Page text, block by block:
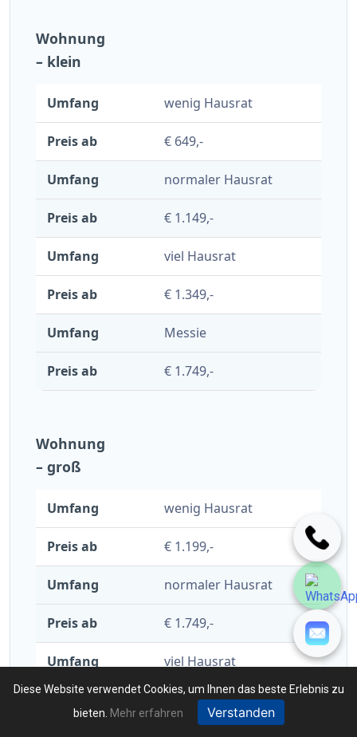
Wohnung
– klein
wenig Hausrat
€ 649,-
normaler Hausrat
€ 1.149,-
viel Hausrat
€ 1.349,-
Messie
€ 1.749,-
Wohnung
– groß
wenig Hausrat
€ 1.199,-
normaler Hausrat
€ 1.749,-
viel Hausrat
€ 2.149,-
Diese Website verwendet Cookies, um Ihnen das beste Erlebnis zu
bieten. Mehr erfahren Verstanden